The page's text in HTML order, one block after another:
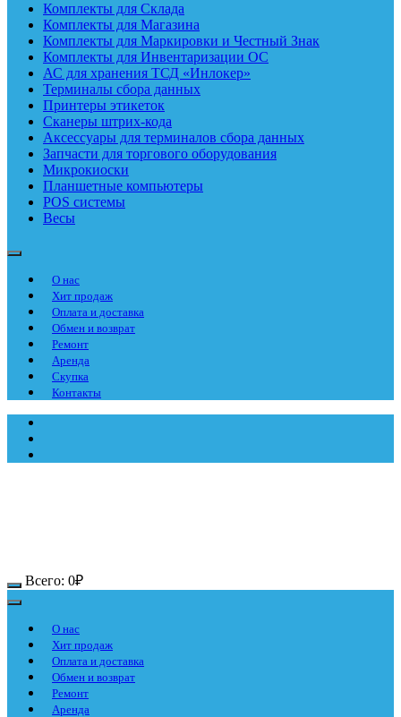
Комплекты для Склада
Комплекты для Магазина
Комплекты для Маркировки и Честный Знак
Комплекты для Инвентаризации ОС
АС для хранения ТСД «Инлокер»
Терминалы сбора данных
Принтеры этикеток
Сканеры штрих-кода
Аксессуары для терминалов сбора данных
Запчасти для торгового оборудования
Микрокиоски
Планшетные компьютеры
POS системы
Весы
О нас
Хит продаж
Оплата и доставка
Обмен и возврат
Ремонт
Аренда
Скупка
Контакты
Всего: 0₽
О нас
Хит продаж
Оплата и доставка
Обмен и возврат
Ремонт
Аренда